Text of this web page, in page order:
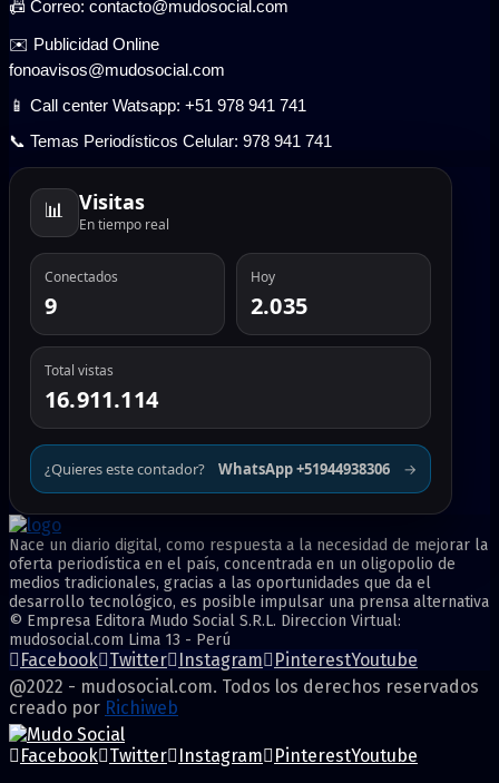
📠 Correo: contacto@mudosocial.com
✉️ Publicidad Online
fonoavisos@mudosocial.com
📱 Call center Watsapp: +51 978 941 741
📞 Temas Periodísticos Celular: 978 941 741
📊 Visitas
En tiempo real
Conectados
9
Hoy
2.035
Total vistas
16.911.114
¿Quieres este contador? WhatsApp +51944938306 →
Nace un diario digital, como respuesta a la necesidad de mejorar la
oferta periodística en el país, concentrada en un oligopolio de
medios tradicionales, gracias a las oportunidades que da el
desarrollo tecnológico, es posible impulsar una prensa alternativa
© Empresa Editora Mudo Social S.R.L. Direccion Virtual:
mudosocial.com Lima 13 - Perú
Facebook Twitter Instagram PinterestYoutube
@2022 - mudosocial.com. Todos los derechos reservados
creado por Richiweb
Facebook Twitter Instagram PinterestYoutube